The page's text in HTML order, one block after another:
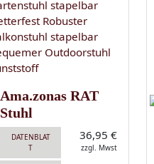
Ama.zonas RAT
Stuhl
DATENBLAT
T
36,95 €
zzgl. Mwst